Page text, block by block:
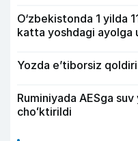
O‘zbekistonda 1 yilda
katta yoshdagi ayolga
Yozda e’tiborsiz
Ruminiyada AESga
choʻktirildi